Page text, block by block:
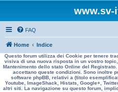
FAQ
Home Indice
Questo forum utilizza dei Cookie per tenere
visiva di una nuova risposta in un vostro
Mantenimento dello stato Online del
accettano queste condizioni. Sono inoltre
software phpBB, relativi a (titolo
Youtube, ImageShack, Histats, Google+,
altri siti. La navigazione su questo forum,